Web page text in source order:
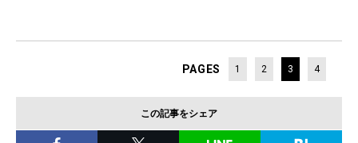
PAGES 1 2 3 4
この記事をシェア